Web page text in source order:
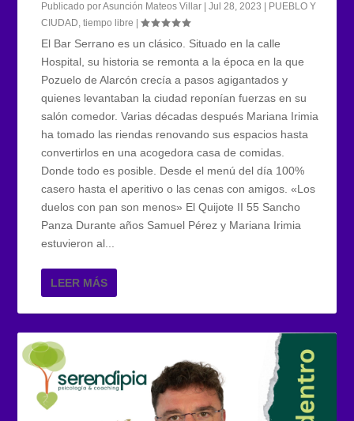
Publicado porAsunción Mateos Villar |Jul 28, 2023 | PUEBLO Y
CIUDAD ,tiempo libre |
El Bar Serrano es un clásico. Situado en la calle
Hospital, su historia se remonta a la época en la que
Pozuelo de Alarcón crecía a pasos agigantados y
quienes levantaban la ciudad reponían fuerzas en su
salón comedor. Varias décadas después Mariana Irimia
ha tomado las riendas renovando sus espacios hasta
convertirlos en una acogedora casa de comidas.
Donde todo es posible. Desde el menú del día 100%
casero hasta el aperitivo o las cenas con amigos. «Los
duelos con pan son menos» El Quijote II 55 Sancho
Panza Durante años Samuel Pérez y Mariana Irimia
estuvieron al...
LEER MÁS